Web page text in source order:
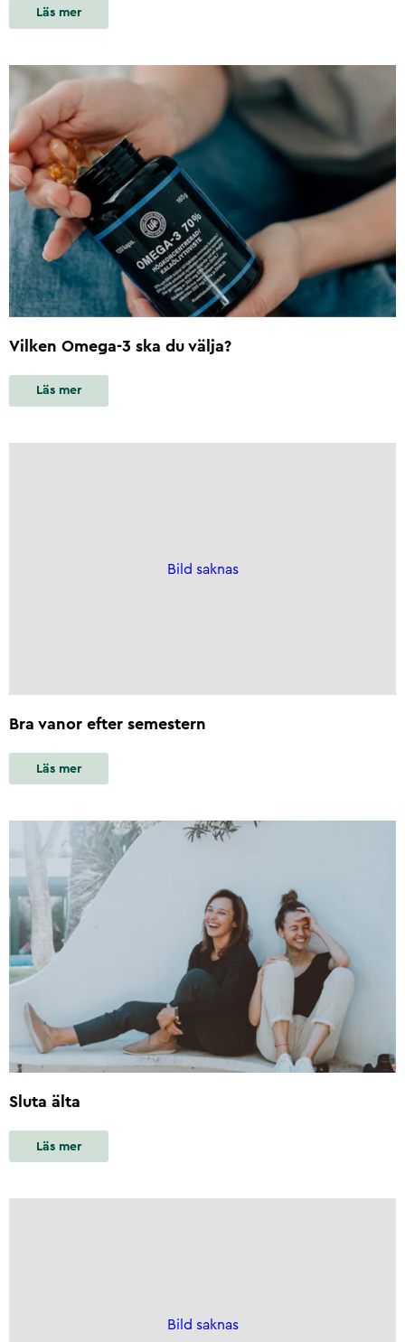
Läs mer
Vilken Omega-3 ska du välja?
Läs mer
Bild saknas
Bra vanor efter semestern
Läs mer
Sluta älta
Läs mer
Bild saknas